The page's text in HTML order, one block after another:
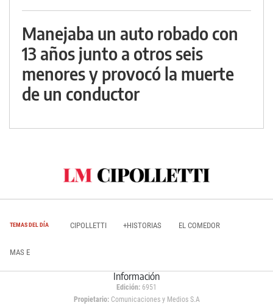
Manejaba un auto robado con
13 años junto a otros seis
menores y provocó la muerte
de un conductor
TEMAS DEL DÍA CIPOLLETTI +HISTORIAS EL COMEDOR
MAS E
Información
Edición: 6951
Propietario:Comunicaciones y Medios S.A